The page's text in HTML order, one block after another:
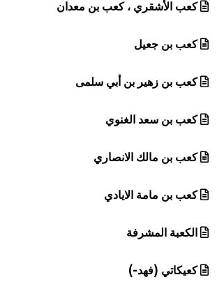
كعب الأشقري ، كعب بن معدان
كعب بن جعيل
كعب بن زهير بن أبي سلمى
كعب بن سعد الغنوي
كعب بن مالك الانصاري
كعب بن مامة الايادي
الكعبة المشرفة
كعيكاتي (فهد-)